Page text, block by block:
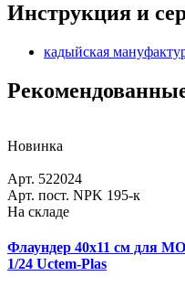
Инструкция и
кадыйская
Новинка
Арт. 522024
Арт. пост. NPK 195-к
На складе
Флаундер 40х11 см для
1/24 Uctem-Plas